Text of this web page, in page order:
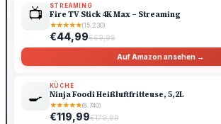
📺 STREAMING
Fire TV Stick 4K Max – Streaming
★★★★★(15.230)
€44,99€69,99
Auf Amazon ansehen →
🍳
KÜCHE
Ninja Foodi Heißluftfritteuse, 5,2L
★★★★★(8.740)
€119,99€179,99